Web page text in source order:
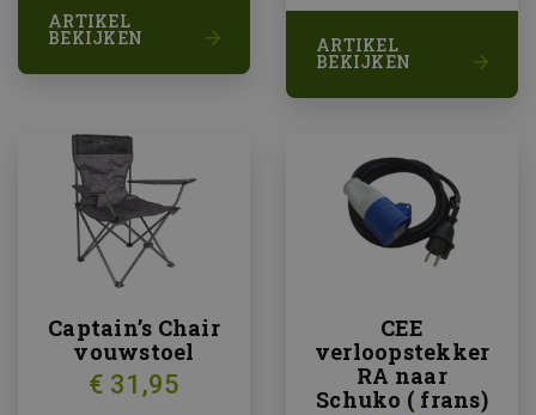
ARTIKEL
BEKIJKEN ARTIKEL
BEKIJKEN
Captain’s Chair
vouwstoel
€ 31,95
CEE
verloopstekker
RA naar
Schuko ( frans)